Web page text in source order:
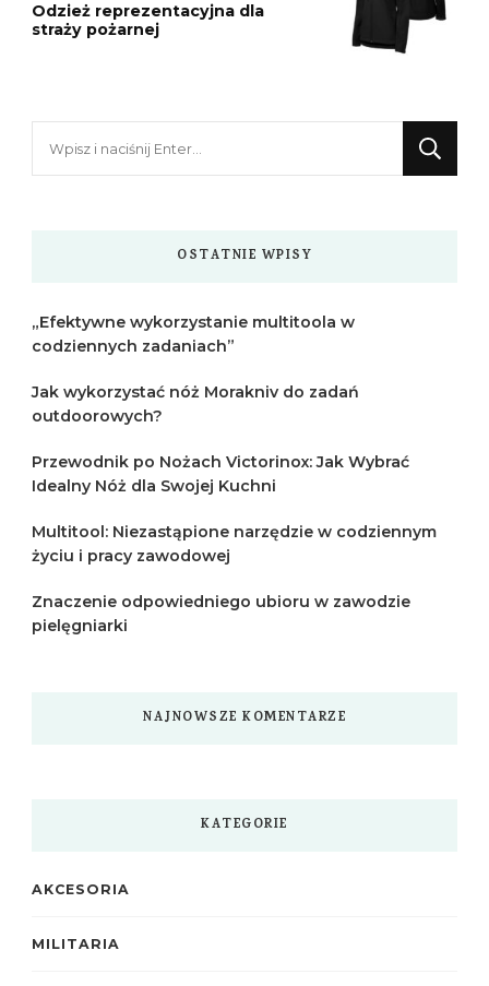
Odzież reprezentacyjna dla
straży pożarnej
OSTATNIE WPISY
„Efektywne wykorzystanie multitoola w
codziennych zadaniach”
Jak wykorzystać nóż Morakniv do zadań
outdoorowych?
Przewodnik po Nożach Victorinox: Jak Wybrać
Idealny Nóż dla Swojej Kuchni
Multitool: Niezastąpione narzędzie w codziennym
życiu i pracy zawodowej
Znaczenie odpowiedniego ubioru w zawodzie
pielęgniarki
NAJNOWSZE KOMENTARZE
KATEGORIE
AKCESORIA
MILITARIA